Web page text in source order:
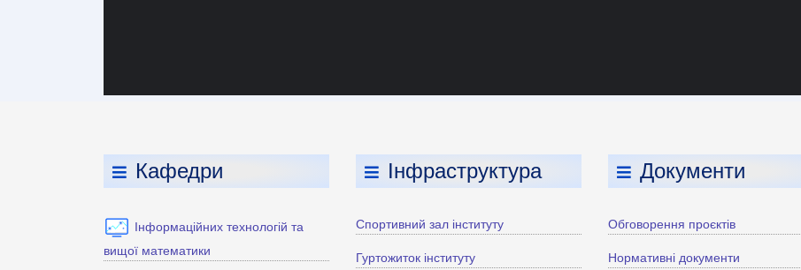
Кафедри
Інформаційних технологій та
вищої математики
Інфраструктура
Спортивний зал інституту
Гуртожиток інституту
Документи
Обговорення проєктів
Нормативні документи